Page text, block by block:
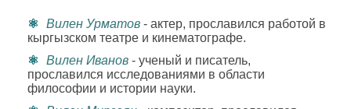
Вилен Урматов - актер, прославился работой в
кыргызском театре и кинематографе.
Вилен Иванов - ученый и писатель,
прославился исследованиями в области
философии и истории науки.